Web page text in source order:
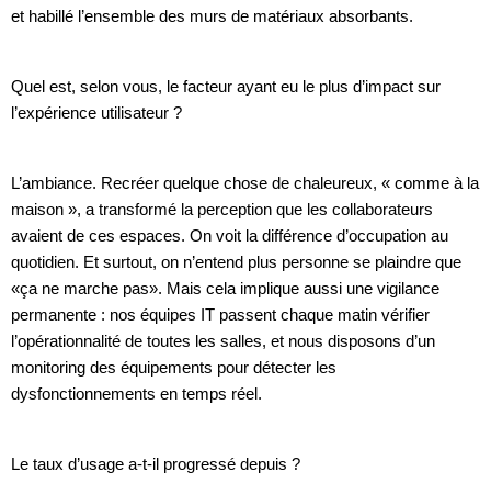
et habillé l’ensemble des murs de matériaux absorbants.
Quel est, selon vous, le facteur ayant eu le plus d’impact sur
l’expérience utilisateur ?
L’ambiance. Recréer quelque chose de chaleureux, « comme à la
maison », a transformé la perception que les collaborateurs
avaient de ces espaces. On voit la différence d’occupation au
quotidien. Et surtout, on n’entend plus personne se plaindre que
«ça ne marche pas». Mais cela implique aussi une vigilance
permanente : nos équipes IT passent chaque matin vérifier
l’opérationnalité de toutes les salles, et nous disposons d’un
monitoring des équipements pour détecter les
dysfonctionnements en temps réel.
Le taux d’usage a-t-il progressé depuis ?